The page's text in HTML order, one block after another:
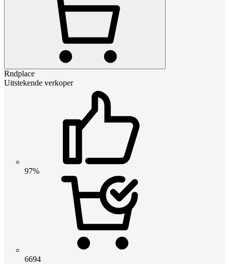
Rndplace
Uitstekende verkoper
97%
6694